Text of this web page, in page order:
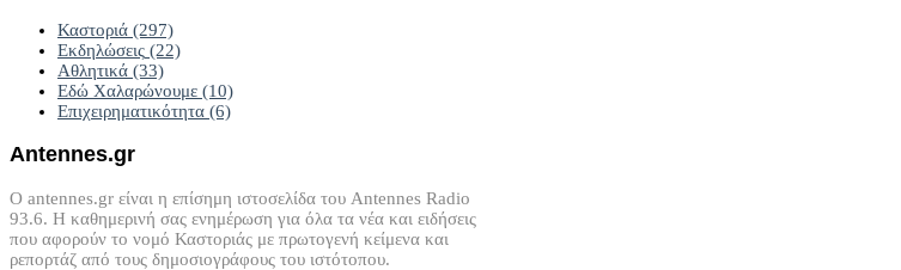
Καστοριά (297)
Εκδηλώσεις (22)
Αθλητικά (33)
Εδώ Χαλαρώνουμε (10)
Επιχειρηματικότητα (6)
Antennes.gr
Ο antennes.gr είναι η επίσημη ιστοσελίδα του Antennes Radio
93.6. Η καθημερινή σας ενημέρωση για όλα τα νέα και ειδήσεις
που αφορούν το νομό Καστοριάς με πρωτογενή κείμενα και
ρεπορτάζ από τους δημοσιογράφους του ιστότοπου.